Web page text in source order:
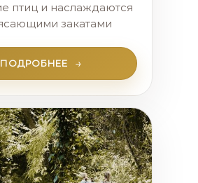
птиц и наслаждаются
закатами
ПОДРОБНЕЕ